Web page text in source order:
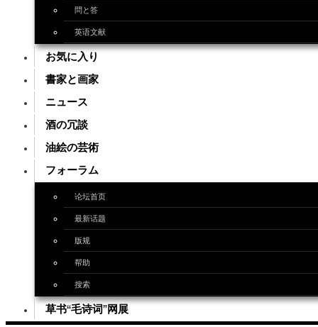
問と答
英语文献
お気に入り
書家と画家
ニュース
酒の冗談
油絵の芸術
フォーラム
论坛首页
最新话题
版规
帮助
搜索
草书“毛诗词”网展